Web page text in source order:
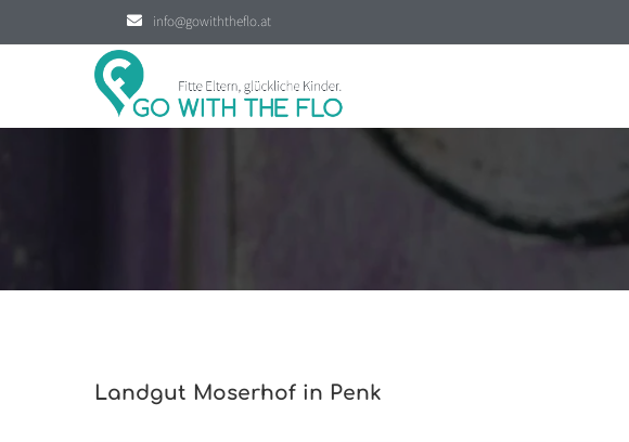
info@gowiththeflo.at
Landgut Moserhof in Penk